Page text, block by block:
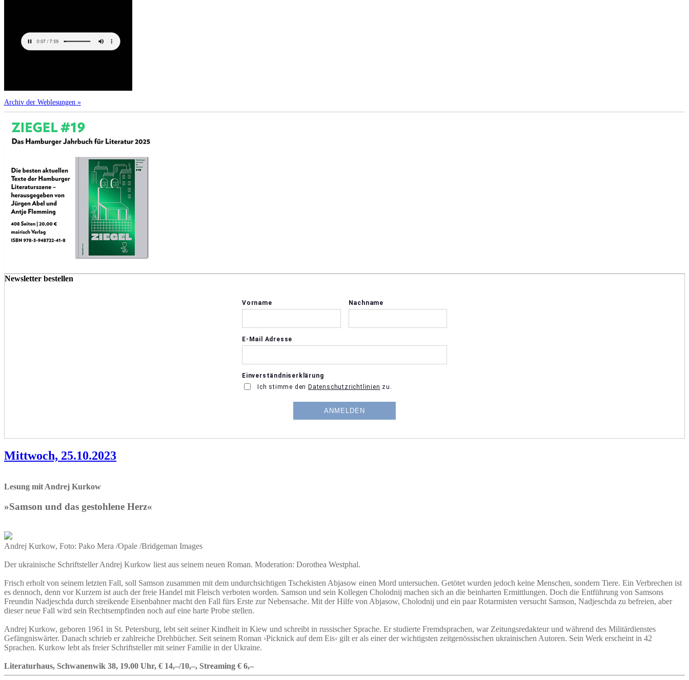
Archiv der Weblesungen »
Newsletter bestellen
Mittwoch, 25.10.2023
Lesung mit Andrej Kurkow
»Samson und das gestohlene Herz«
Andrej Kurkow, Foto: Pako Mera /Opale /Bridgeman Images
Der ukrainische Schriftsteller Andrej Kurkow liest aus seinem neuen Roman. Moderation: Dorothea Westphal.
Frisch erholt von seinem letzten Fall, soll Samson zusammen mit dem undurchsichtigen Tschekisten Abjasow einen Mord untersuchen. Getötet wurden jedoch keine Menschen, sondern Tiere. Ein Verbrechen ist
es dennoch, denn vor Kurzem ist auch der freie Handel mit Fleisch verboten worden. Samson und sein Kollegen Cholodnij machen sich an die beinharten Ermittlungen. Doch die Entführung von Samsons
Freundin Nadjeschda durch streikende Eisenbahner macht den Fall fürs Erste zur Nebensache. Mit der Hilfe von Abjasow, Cholodnij und ein paar Rotarmisten versucht Samson, Nadjeschda zu befreien, aber
dieser neue Fall wird sein Rechtsempfinden noch auf eine harte Probe stellen.
Andrej Kurkow, geboren 1961 in St. Petersburg, lebt seit seiner Kindheit in Kiew und schreibt in russischer Sprache. Er studierte Fremdsprachen, war Zeitungsredakteur und während des Militärdienstes
Gefängniswärter. Danach schrieb er zahlreiche Drehbücher. Seit seinem Roman ›Picknick auf dem Eis‹ gilt er als einer der wichtigsten zeitgenössischen ukrainischen Autoren. Sein Werk erscheint in 42
Sprachen. Kurkow lebt als freier Schriftsteller mit seiner Familie in der Ukraine.
Literaturhaus, Schwanenwik 38, 19.00 Uhr, € 14,–/10,–, Streaming € 6,–